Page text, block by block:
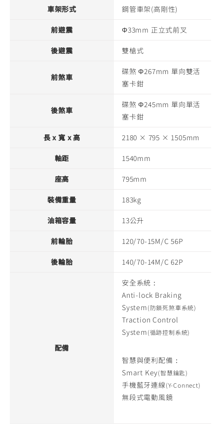
車架形式 鋼管車架(高剛性)
前避震 Φ33mm 正立式前叉
後避震 雙槍式
前煞車
碟煞 Φ267mm 單向雙活
塞卡鉗
後煞車
碟煞 Φ245mm 單向單活
塞卡鉗
長 x 寬 x 高 2180 × 795 × 1505mm
軸距 1540mm
座高 795mm
裝備重量 183kg
油箱容量 13公升
前輪胎 120/70-15M/C 56P
後輪胎 140/70-14M/C 62P
配備
安全系統：
Anti-lock Braking
System(防鎖死煞車系統)
Traction Control
System(循跡控制系統)
智慧與便利配備：
Smart Key(智慧鑰匙)
手機藍牙連線(Y-Connect)
無段式電動風鏡